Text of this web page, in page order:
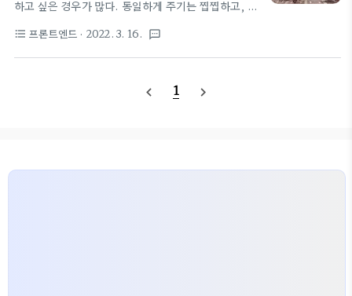
false); $(target_input_name).focus(); }
else {
하고 싶은 경우가 많다. 동일하게 주기는 찝찝하고, 뒤
슷한 id로 묶어 뒀는데, 개별적으로 이벤트 처리하려
니 영 맘이 안내킨다. 간단하게 JQuery 쓰면서 정규
식)으로 처리 할수 있다. $("
format_list_bulleted 프론트엔드 · 2022. 3. 16. textsms
navigate_before 1 navigate_next